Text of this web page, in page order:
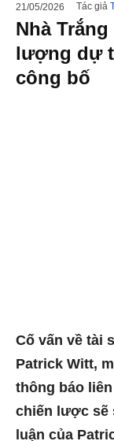
21/05/2026 Tác giả
Nhà
lượng dự
công bố
Cố vấn về tài
Patrick Witt,
thông báo
chiến lược sẽ
luận của